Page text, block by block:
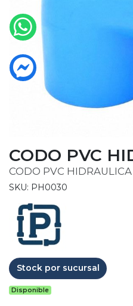
CODO PVC
CODO PVC HIDRAULICA
SKU: PH0030
Stock por sucursal
Disponible